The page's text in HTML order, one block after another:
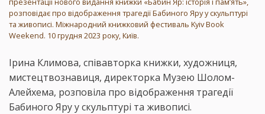
розповідає про відображення трагедії Бабиного Яру у скульптурі
та живописі. Міжнародний книжковий фестиваль Kyiv Book
Weekend. 10 грудня 2023 року, Київ.
Ірина Климова, співавторка книжки, художниця,
мистецтвознавиця, директорка Музею Шолом-
Алейхема, розповіла про відображення трагедії
Бабиного Яру у скульптурі та живописі.